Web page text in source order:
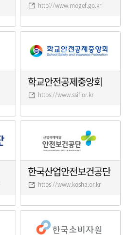
http://www.mogef.go.kr
학교안전공제중앙회
https://www.ssif.or.kr
한국산업안전보건공단
https://www.kosha.or.kr